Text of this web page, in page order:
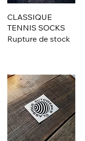
CLASSIQUE
TENNIS SOCKS
Rupture de stock